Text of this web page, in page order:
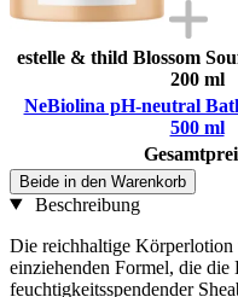
estelle & thild Blossom
200 ml
NeBiolina pH-neutral
500 ml
Beide in den Warenkorb
Beschreibung
Die reichhaltige Körperlotion
einziehenden Formel, die
feuchtigkeitsspendender